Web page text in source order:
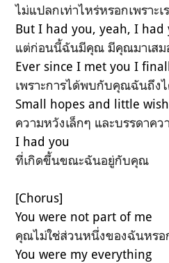
ไม่แปลกเท่าไหร่หรอกเพราะ
But I had you, yeah, I had
แต่ก่อนนี้ฉันมีคุณ มีคุณมาเสม
Ever since I met you I
เพราะการได้พบกับคุณฉันถึง
Small hopes and little
ความหวังเล็กๆ และบรรดาค
I had you
ที่เกิดขึ้นขณะฉันอยู่กับคุณ
[Chorus]
You were not part of me
คุณไม่ใช่ส่วนหนึ่งของฉันหรอ
You were my everything